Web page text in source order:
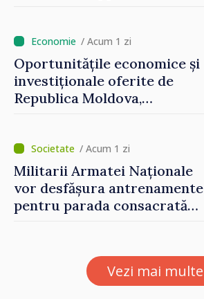
/ Acum 1 zi
Oportunitățile economice și
investiționale oferite de
Republica Moldova,
Forumul Diasporei
/ Acum 1 zi
Militarii Armatei Naționale
vor desfășura antrenamente
pentru parada consacrată
Vezi mai multe